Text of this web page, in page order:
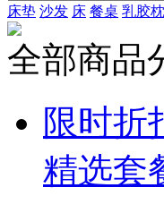
床垫 沙发 床 餐桌 乳胶枕
全部商品
限时折
精选套